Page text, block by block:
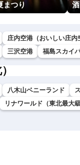
まつり
庄内空港（おいしい庄内
三沢空港 福島スカイ
八木山ベニーランド
リナワールド（東北最大